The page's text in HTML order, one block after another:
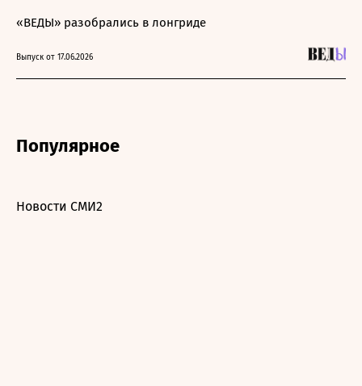
«ВЕДЫ» разобрались в лонгриде
Выпуск от 17.06.2026
Популярное
Новости СМИ2